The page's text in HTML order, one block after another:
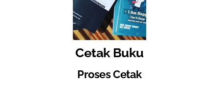
Cetak Buku
Proses Cetak